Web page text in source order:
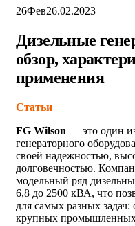
26Фев26.02.2023
Дизельные
обзор,
применения
Статьи
FG Wilson — это один
генераторного
своей надежностью,
долговечностью.
модельный ряд
6,8 до 2500 кВА, что
для самых разных
крупных промышленных